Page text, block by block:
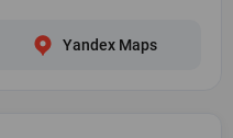
Yandex Maps